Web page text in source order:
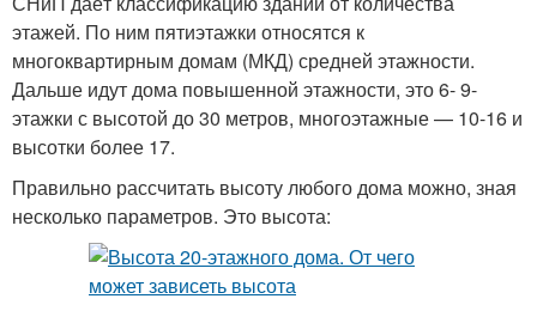
этажей. По ним пятиэтажки относятся к
многоквартирным домам (МКД) средней этажности.
Дальше идут дома повышенной этажности, это 6- 9-
этажки с высотой до 30 метров, многоэтажные — 10-16 и
высотки более 17.
Правильно рассчитать высоту любого дома можно, зная
несколько параметров. Это высота: